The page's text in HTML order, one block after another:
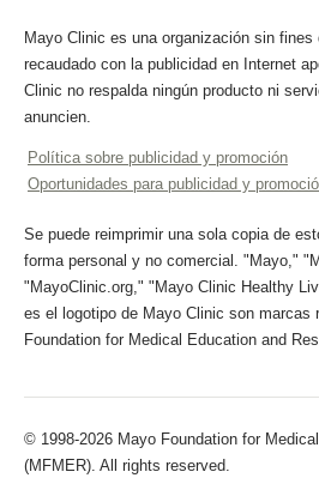
Mayo Clinic es una organización sin
recaudado con la publicidad en Internet
Clinic no respalda ningún producto ni
anuncien.
Política sobre publicidad y promoción
Oportunidades para publicidad y
Se puede reimprimir una sola copia de
forma personal y no comercial. "Mayo,"
"MayoClinic.org," "Mayo Clinic Healthy
es el logotipo de Mayo Clinic son marcas
Foundation for Medical Education and
© 1998-2026 Mayo Foundation for
(MFMER). All rights reserved.